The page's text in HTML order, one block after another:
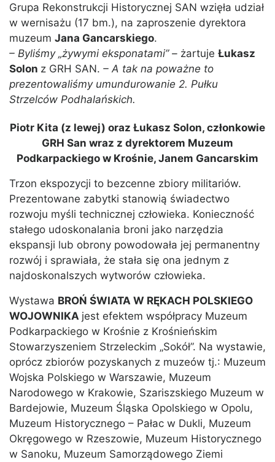
Grupa Rekonstrukcji Historycznej SAN wzięła udział
w wernisażu (17 bm.), na zaproszenie dyrektora
muzeum Jana Gancarskiego.
– Byliśmy „żywymi eksponatami” – żartuje Łukasz
Solon z GRH SAN. – A tak na poważne to
prezentowaliśmy umundurowanie 2. Pułku
Strzelców Podhalańskich.
Piotr Kita (z lewej) oraz Łukasz Solon, członkowie
GRH San wraz z dyrektorem Muzeum
Podkarpackiego w Krośnie, Janem Gancarskim
Trzon ekspozycji to bezcenne zbiory militariów.
Prezentowane zabytki stanowią świadectwo
rozwoju myśli technicznej człowieka. Konieczność
stałego udoskonalania broni jako narzędzia
ekspansji lub obrony powodowała jej permanentny
rozwój i sprawiała, że stała się ona jednym z
najdoskonalszych wytworów człowieka.
Wystawa BROŃ ŚWIATA W RĘKACH POLSKIEGO
WOJOWNIKA jest efektem współpracy Muzeum
Podkarpackiego w Krośnie z Krośnieńskim
Stowarzyszeniem Strzeleckim „Sokół”. Na wystawie,
oprócz zbiorów pozyskanych z muzeów tj.: Muzeum
Wojska Polskiego w Warszawie, Muzeum
Narodowego w Krakowie, Szariszskiego Muzeum w
Bardejowie, Muzeum Śląska Opolskiego w Opolu,
Muzeum Historycznego – Pałac w Dukli, Muzeum
Okręgowego w Rzeszowie, Muzeum Historycznego
w Sanoku, Muzeum Samorządowego Ziemi